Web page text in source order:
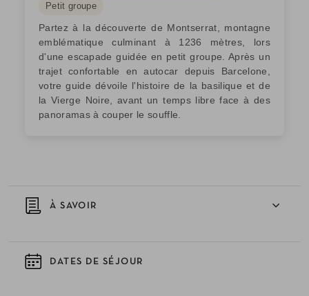
À SAVOIR
DATES DE SÉJOUR
Petit groupe
Partez à la découverte de Montserrat, montagne
emblématique culminant à 1236 mètres, lors
d'une escapade guidée en petit groupe. Après un
trajet confortable en autocar depuis Barcelone,
votre guide dévoile l'histoire de la basilique et de
la Vierge Noire, avant un temps libre face à des
panoramas à couper le souffle.